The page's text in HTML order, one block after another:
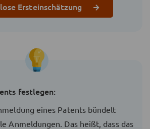
Ersteinschätzung
festlegen:
eines Patents bündelt
Anmeldungen. Das heißt, dass das